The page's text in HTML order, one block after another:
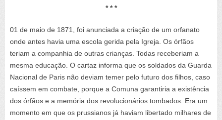
* * *
01 de maio de 1871, foi anunciada a criação de um orfanato
onde antes havia uma escola gerida pela Igreja. Os órfãos
teriam a companhia de outras crianças. Todas receberiam a
mesma educação. O cartaz informa que os soldados da Guarda
Nacional de Paris não deviam temer pelo futuro dos filhos, caso
caíssem em combate, porque a Comuna garantiria a existência
dos órfãos e a memória dos revolucionários tombados. Era um
momento em que os prussianos já haviam libertado milhares de